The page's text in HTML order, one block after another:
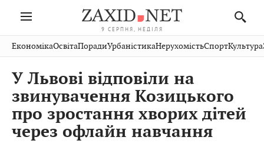
9 СЕРПНЯ, НЕДІЛЯ
Івано-
Франківськ
Волинь
Закарпаття
Рівне
Шептицький
Стрий
Хмельницький
Публікації
Авто СловкоКультура
Кіно Дім Спорт
ФотоОсвітаНерухомість
Домашні
тварини
ЕкономікаОсвітаПорадиУрбаністикаНерухомістьСпортКультура
У Львові відповіли на
звинувачення Козицького
про зростання хворих дітей
через офлайн навчання